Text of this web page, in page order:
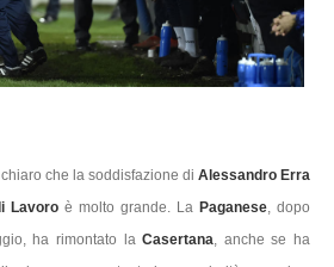
che la soddisfazione di Alessandro Erra
Lavoro è molto grande. La Paganese, dopo
ha rimontato laCasertana, anche se ha